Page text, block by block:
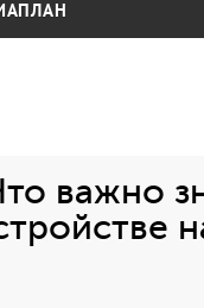
важно